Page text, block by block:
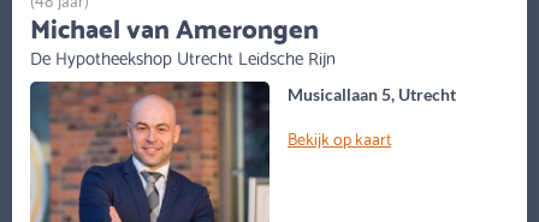
Musicallaan 5, Utrecht
Bekijk op kaart
Michael van Amerongen
De Hypotheekshop Utrecht Leidsche Rijn